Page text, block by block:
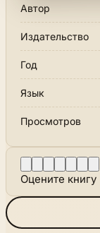
Автор
Издательство
Год
Язык
Просмотров
Оцените книгу